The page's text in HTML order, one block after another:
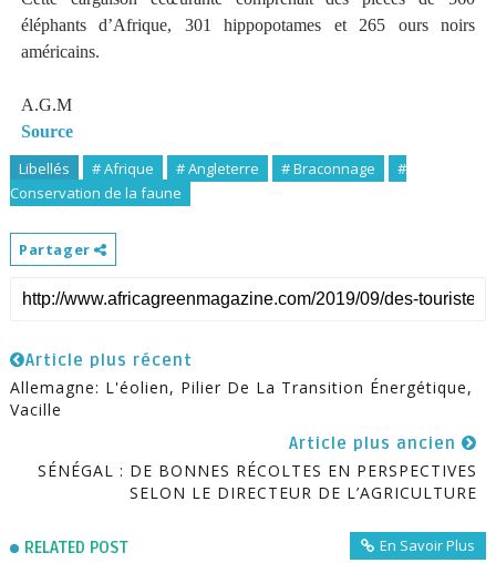
éléphants d’Afrique, 301 hippopotames et 265 ours noirs
américains.
A.G.M
Source
Libellés # Afrique # Angleterre # Braconnage
#
Conservation de la faune
Partager
Article plus récent
Allemagne: L'éolien, Pilier De La Transition Énergétique,
Vacille
Article plus ancien
SÉNÉGAL : DE BONNES RÉCOLTES EN PERSPECTIVES
SELON LE DIRECTEUR DE L’AGRICULTURE
RELATED POST En Savoir Plus